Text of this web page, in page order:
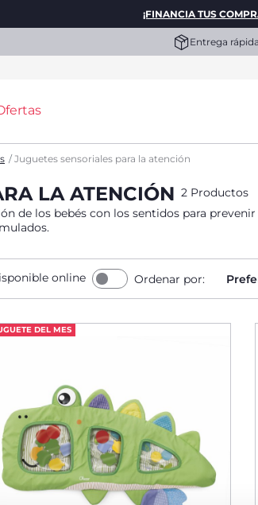
¡FINANCIA TUS
Entrega
Juguetes sensoriales para la atención
LA ATENCIÓN 2 Productos
de los bebés con los sentidos para
online Ordenar por:
DEL MES